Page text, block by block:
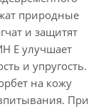
природные
и защитят
Е улучшает
и упругость.
на кожу
При